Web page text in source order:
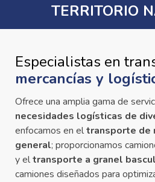
TERRITORIO
Especialistas en
mercancías y
Ofrece una amplia gama de
necesidades logísticas de
enfocamos en eltransporte de
general; proporcionamos
y eltransporte a granel
camiones diseñados para